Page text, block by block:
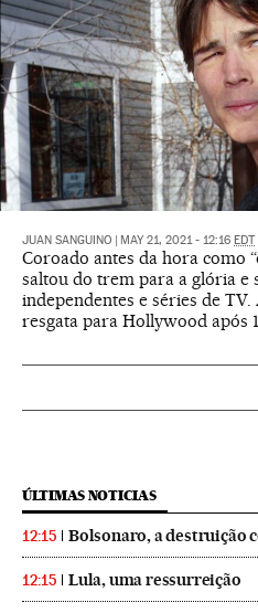
JUAN SANGUINO MAY 21, 2021 - 12:16 EDT
Coroado antes da hora como
saltou do trem para a glória e
independentes e séries de
resgata para Hollywood após
ÚLTIMAS NOTICIAS
12:15 Bolsonaro, a destruição
12:15 Lula, uma ressurreição